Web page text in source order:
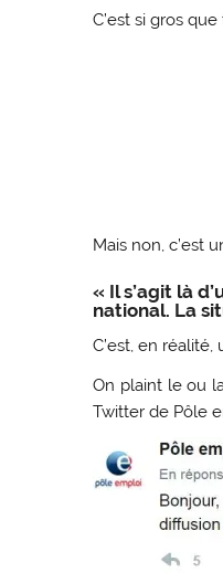
C’est si gros
Mais non, c’est
« Il s’agit là
national. La
C’est, en
On plaint le ou
Twitter de Pôle